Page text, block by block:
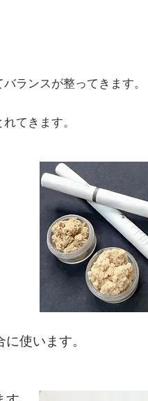
ランスが整ってきます。
てきます。
使います。